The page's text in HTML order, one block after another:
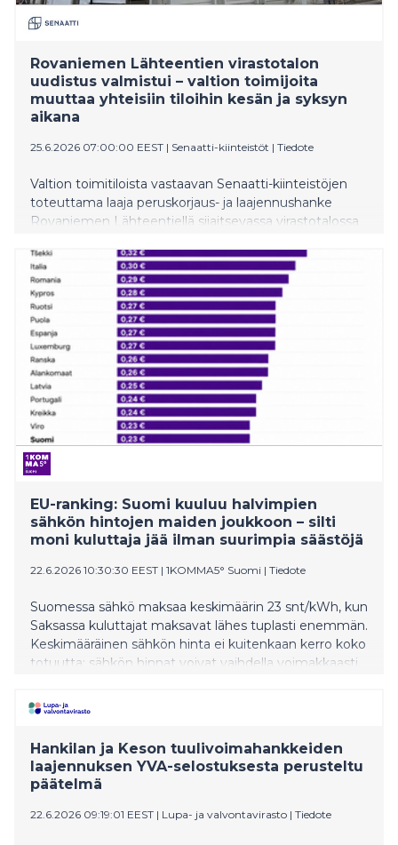
Rovaniemen Lähteentien virastotalon
uudistus valmistui – valtion toimijoita
muuttaa yhteisiin tiloihin kesän ja syksyn
aikana
25.6.2026 07:00:00 EEST | Senaatti-kiinteistöt | Tiedote
Valtion toimitiloista vastaavan Senaatti-kiinteistöjen
toteuttama laaja peruskorjaus- ja laajennushanke
Rovaniemen Lähteentiellä sijaitsevassa virastotalossa
huonetoimistoihin perustunut toimistorakennus
muuttui moderniksi viiden toimijan yhteiseksi
monitilaympäristöksi.
EU-ranking: Suomi kuuluu halvimpien
sähkön hintojen maiden joukkoon – silti
moni kuluttaja jää ilman suurimpia säästöjä
22.6.2026 10:30:30 EEST | 1KOMMA5° Suomi | Tiedote
Suomessa sähkö maksaa keskimäärin 23 snt/kWh, kun
Saksassa kuluttajat maksavat lähes tuplasti enemmän.
Keskimääräinen sähkön hinta ei kuitenkaan kerro koko
totuutta: sähkön hinnat voivat vaihdella voimakkaasti.
energiahallinta voivat tuoda kuluttajille merkittäviä
lisäsäästöjä.
Hankilan ja Keson tuulivoimahankkeiden
laajennuksen YVA-selostuksesta perusteltu
päätelmä
22.6.2026 09:19:01 EEST | Lupa- ja valvontavirasto | Tiedote